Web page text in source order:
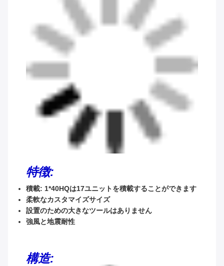
特徴:
積載: 1*40HQは17ユニットを積載することができます
柔軟なカスタマイズサイズ
設置のための大きなツールはありません
強風と地震耐性
構造: